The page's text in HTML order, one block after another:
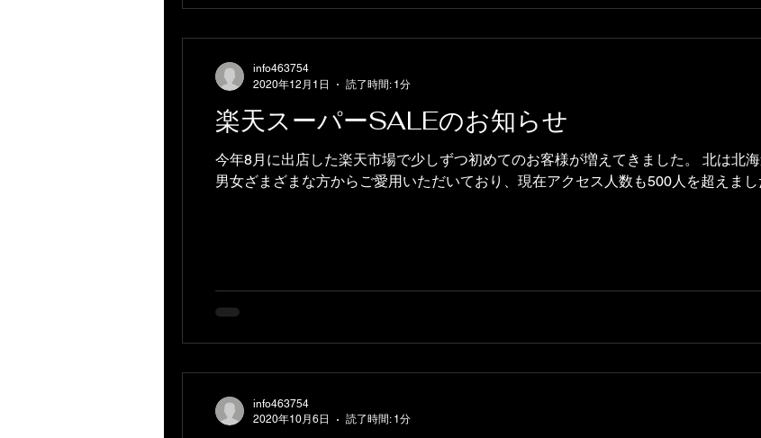
楽天スーパーSALEのお知らせ
今年8月に出店した楽天市場で少しずつ初めてのお客様が増えてきました。 北は北
男女ざまざまな方からご愛用いただいており、現在アクセス人数も500人を超えま
info463754
2020年12月1日
読了時間: 1分
info463754
2020年10月6日
読了時間: 1分